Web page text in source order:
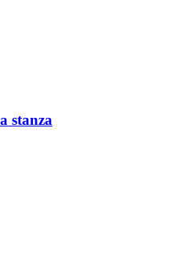
stanza